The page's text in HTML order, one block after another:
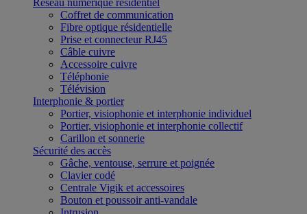
Réseau numérique résidentiel
Coffret de communication
Fibre optique résidentielle
Prise et connecteur RJ45
Câble cuivre
Accessoire cuivre
Téléphonie
Télévision
Interphonie & portier
Portier, visiophonie et interphonie individuel
Portier, visiophonie et interphonie collectif
Carillon et sonnerie
Sécurité des accès
Gâche, ventouse, serrure et poignée
Clavier codé
Centrale Vigik et accessoires
Bouton et poussoir anti-vandale